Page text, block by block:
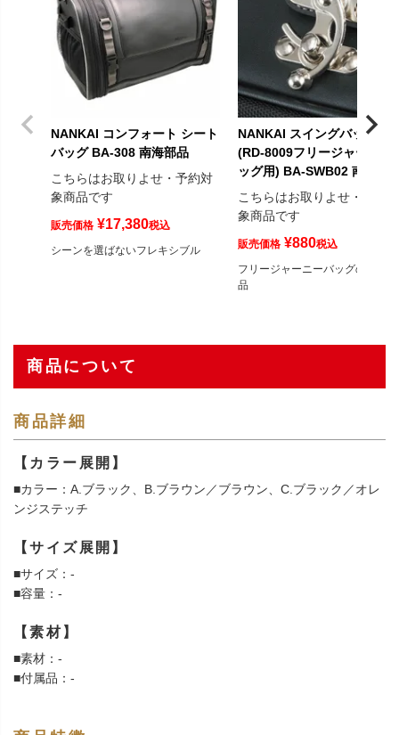
NANKAI コンフォート シート
バッグ BA-308 南海部品
こちらはお取りよせ・予約対
象商品です
販売価格 ¥17,380税込
シーンを選ばないフレキシブル
NANKAI スイングバックル
(RD-8009フリージャーニー
ッグ用) BA-SWB02 南海部
こちらはお取りよせ・予約対
象商品です
販売価格 ¥880税込
フリージャーニーバッグの補修部
品
商品について
商品詳細
【カラー展開】
■カラー：A.ブラック、B.ブラウン／ブラウン、C.ブラック／オレ
ンジステッチ
【サイズ展開】
■サイズ：-
■容量：-
【素材】
■素材：-
■付属品：-